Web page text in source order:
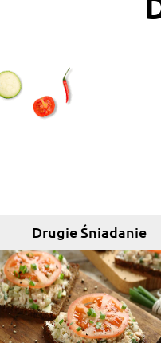
Drugie Śniadanie